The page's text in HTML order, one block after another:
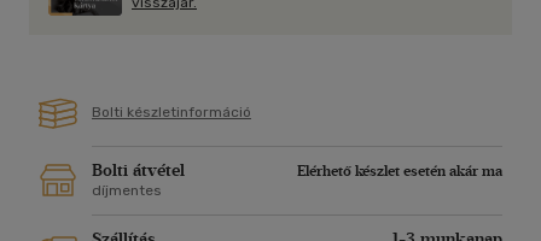
Bolti készletinformáció
Bolti átvétel
Elérhető készlet esetén akár ma
díjmentes